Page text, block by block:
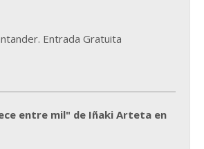
Entrada Gratuita
entre mil" de Iñaki Arteta en